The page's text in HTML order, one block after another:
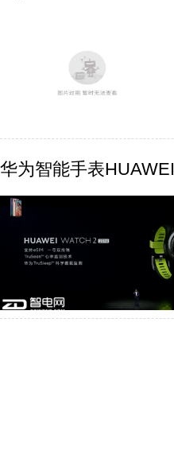
华为智能手表HUAWEI